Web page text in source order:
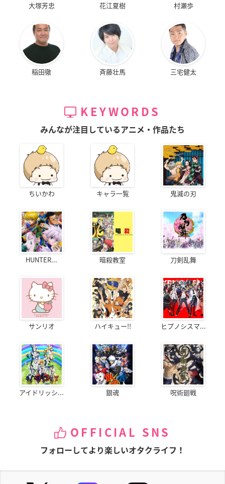
大塚芳忠 花江夏樹 村瀬歩
稲田徹 斉藤壮馬 三宅健太
KEYWORDS
みんなが注目しているアニメ・作品たち
ちいかわ キャラ一覧 鬼滅の刃
HUNTER... 暗殺教室 刀剣乱舞
サンリオ ハイキュー!! ヒプノシスマ...
アイドリッシ... 銀魂 呪術廻戦
OFFICIAL SNS
フォローしてより楽しいオタクライフ！